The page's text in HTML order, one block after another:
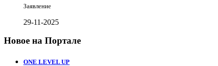
Заявление
29-11-2025
Новое на Портале
ONE LEVEL UP